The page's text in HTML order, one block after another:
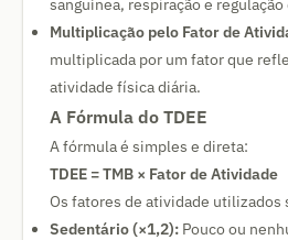
sanguínea, respiração e
Multiplicação pelo Fator de
multiplicada por um fator que
atividade física diária.
A Fórmula do TDEE
A fórmula é simples e direta:
TDEE = TMB × Fator de Atividade
Os fatores de atividade utilizados
Sedentário (×1,2): Pouco ou